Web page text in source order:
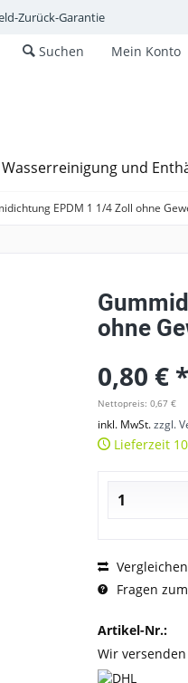
Zurück-Garantie
Mein Konto
Suchen
Wasserreinigung und
EPDM 1 1/4 Zoll ohne
ohne
0,80 € *
Nettopreis: 0,67 €
inkl. MwSt.zzgl.
Lieferzeit
Vergleichen
Fragen
Artikel-Nr.:
Wir